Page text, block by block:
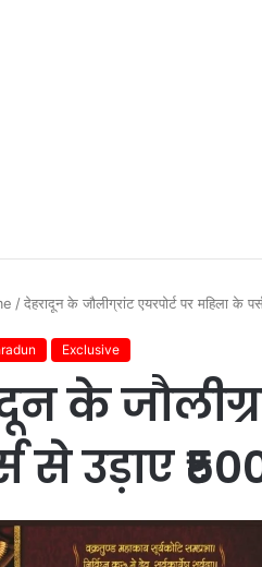
/देहरादून के जौलीग्रांट एयरपोर्ट पर महिला के
Exclusive
के
से उड़ाए